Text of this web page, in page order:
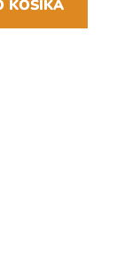
KOŠÍKA